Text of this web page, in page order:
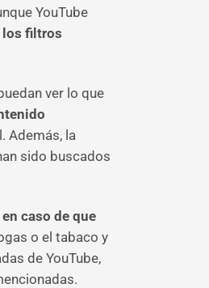
YouTube
los filtros
ver lo que
Además, la
sido buscados
caso de que
o el tabaco y
de YouTube,